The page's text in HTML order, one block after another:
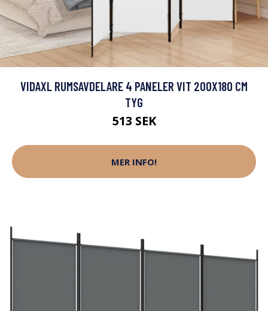
VIDAXL RUMSAVDELARE 4 PANELER VIT 200X180 CM
TYG
513 SEK
MER INFO!